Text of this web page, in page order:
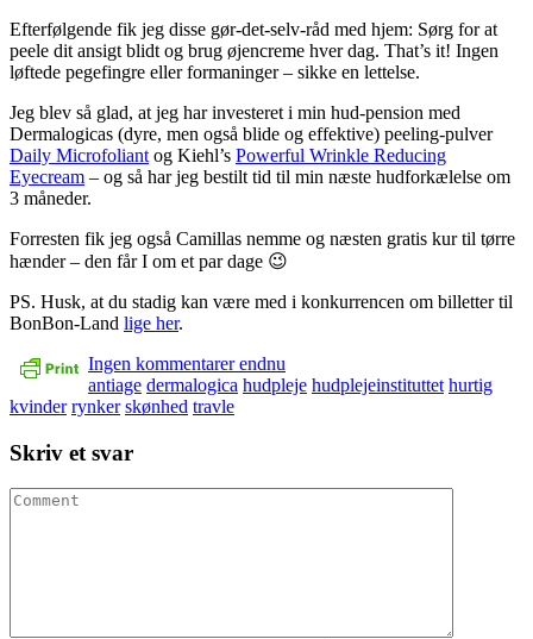
Efterfølgende fik jeg disse gør-det-selv-råd med hjem: Sørg for at
peele dit ansigt blidt og brug øjencreme hver dag. That’s it! Ingen
løftede pegefingre eller formaninger – sikke en lettelse.
Jeg blev så glad, at jeg har investeret i min hud-pension med
Dermalogicas (dyre, men også blide og effektive) peeling-pulver
Daily Microfoliant og Kiehl’s Powerful Wrinkle Reducing
Eyecream – og så har jeg bestilt tid til min næste hudforkælelse om
3 måneder.
Forresten fik jeg også Camillas nemme og næsten gratis kur til tørre
hænder – den får I om et par dage 😉
PS. Husk, at du stadig kan være med i konkurrencen om billetter til
BonBon-Land lige her.
Ingen kommentarer endnu
antiage dermalogica hudpleje hudplejeinstituttet hurtig
kvinder rynker skønhed travle
Skriv et svar